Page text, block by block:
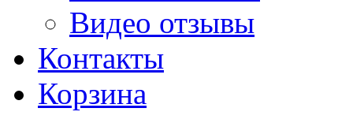
Видео отзывы
Контакты
Корзина